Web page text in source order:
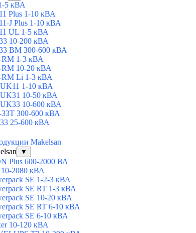
5 кВА
Plus 1-10 кВА
J Plus 1-10 кВА
UL 1-5 кВА
10-200 кВА
BM 300-600 кВА
1-3 кВА
10-20 кВА
Li 1-3 кВА
1-10 кВА
10-50 кВА
10-600 кВА
300-600 кВА
25-600 кВА
Makelsan
▼
Plus 600-2000 ВА
2080 кВА
SE 1-2-3 кВА
SE RT 1-3 кВА
SE 10-20 кВА
SE RT 6-10 кВА
SE 6-10 кВА
10-120 кВА